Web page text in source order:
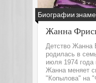
Биографии
Жанна
Детство Жанна
родилась в
июля 1974
Жанна меняет
"Копылова" на